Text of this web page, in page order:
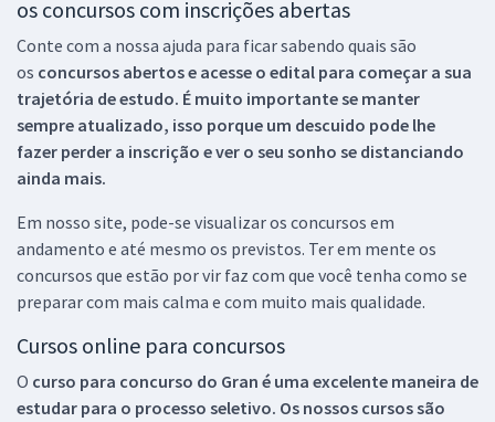
os concursos com inscrições abertas
Conte com a nossa ajuda para ficar sabendo quais são
os concursos abertos e acesse o edital para começar a sua
trajetória de estudo. É muito importante se manter
sempre atualizado, isso porque um descuido pode lhe
fazer perder a inscrição e ver o seu sonho se distanciando
ainda mais.
Em nosso site, pode-se visualizar os concursos em
andamento e até mesmo os previstos. Ter em mente os
concursos que estão por vir faz com que você tenha como se
preparar com mais calma e com muito mais qualidade.
Cursos online para concursos
O curso para concurso do Gran é uma excelente maneira de
estudar para o processo seletivo. Os nossos cursos são